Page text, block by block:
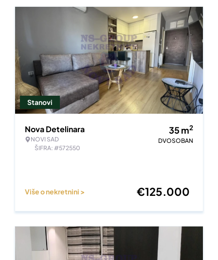
Stanovi
Nova Detelinara
NOVI SAD
ŠIFRA: #572550
35m2
DVOSOBAN
Više o nekretnini > €125.000